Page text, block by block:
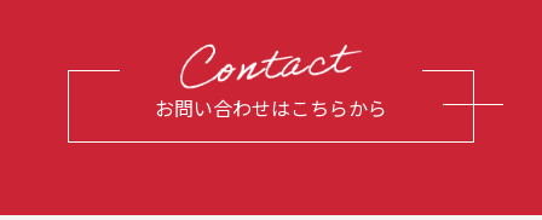
お問い合わせはこちらから